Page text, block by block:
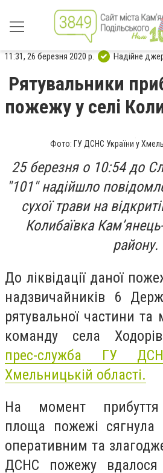
11:31, 26 березня 2020 р. Надійне
Рятувальники
пожежу у селі
Фото: ГУ ДСНС України у
25 березня о 10:54 до
"101" надійшло
сухої трави на
Колибаївка
району.
До ліквідації даної
надзвичайників 6
рятувальної частини та
команду села
прес-служба ГУ
Хмельницькій області.
На момент прибуття
площа пожежі сягнула
оперативним та
ДСНС пожежу вдалося